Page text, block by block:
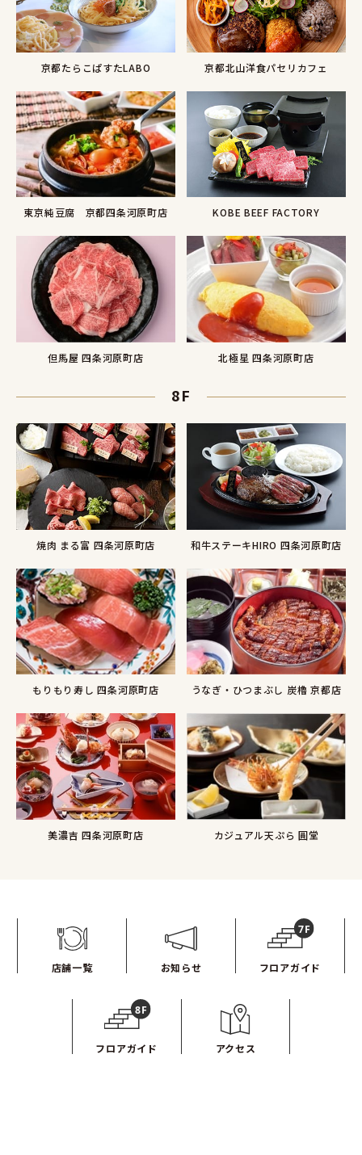
京都たらこぱすたLABO 京都北山洋食パセリカフェ
東京純豆腐 京都四条河原町店 KOBE BEEF FACTORY
但馬屋 四条河原町店 北極星 四条河原町店
8F
焼肉 まる富 四条河原町店 和牛ステーキHIRO 四条河原町店
もりもり寿し 四条河原町店 うなぎ・ひつまぶし 炭櫓 京都店
美濃吉 四条河原町店 カジュアル天ぷら 圓堂
店舗一覧 お知らせ フロアガイド
フロアガイド アクセス